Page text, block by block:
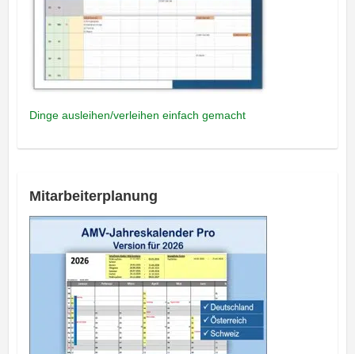
Dinge ausleihen/verleihen einfach gemacht
Mitarbeiterplanung